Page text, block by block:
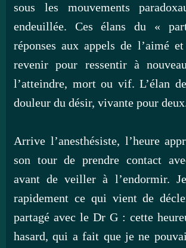
sous les mouvements
endeuillée. Ces élans du «
réponses aux appels de l’aimé
revenir pour ressentir à
l’atteindre, mort ou vif. L’élan
douleur du désir, vivante pour
Arrive l’anesthésiste, l’heure
son tour de prendre contact
avant de veiller à l’endormir.
rapidement ce qui vient de
partagé avec le Dr G : cette
hasard, qui a fait que je ne